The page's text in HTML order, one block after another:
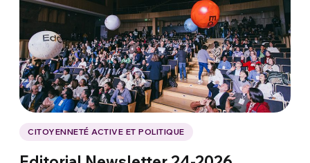
CITOYENNETÉ ACTIVE ET POLITIQUE